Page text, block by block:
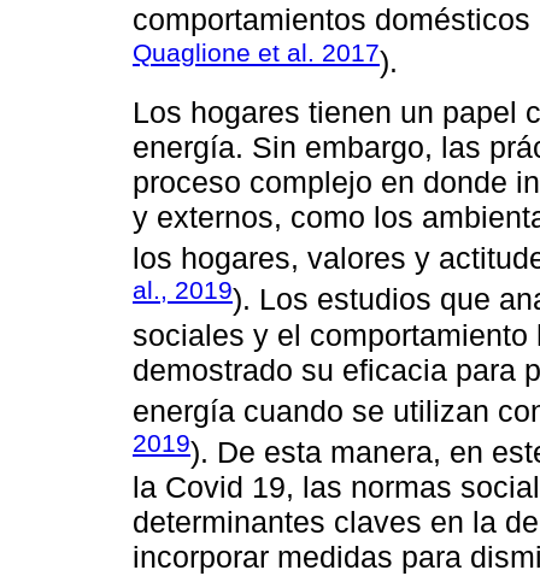
comportamientos
Quaglione et al. 2017).
Los hogares tienen un papel
energía. Sin embargo, las
proceso complejo en donde
y externos, como los
los hogares, valores y
al., 2019). Los estudios que
sociales y el
demostrado su eficacia para
energía cuando se utilizan
2019). De esta manera, en
la Covid 19, las normas
determinantes claves en la
incorporar medidas para